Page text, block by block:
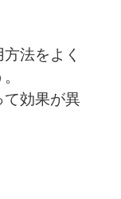
法をよく
て効果が異